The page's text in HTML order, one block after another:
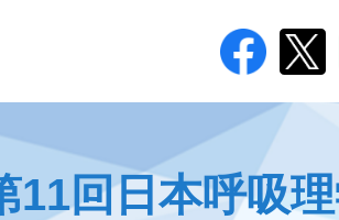
つ11回日本呼吸